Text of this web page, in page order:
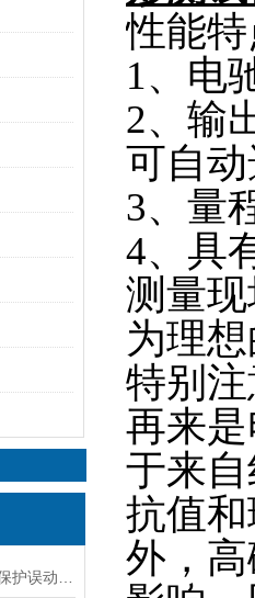
性能
1、电
2、输
可自
3、量
4、具
测量
为理
特别
再来
于来
抗值
外，